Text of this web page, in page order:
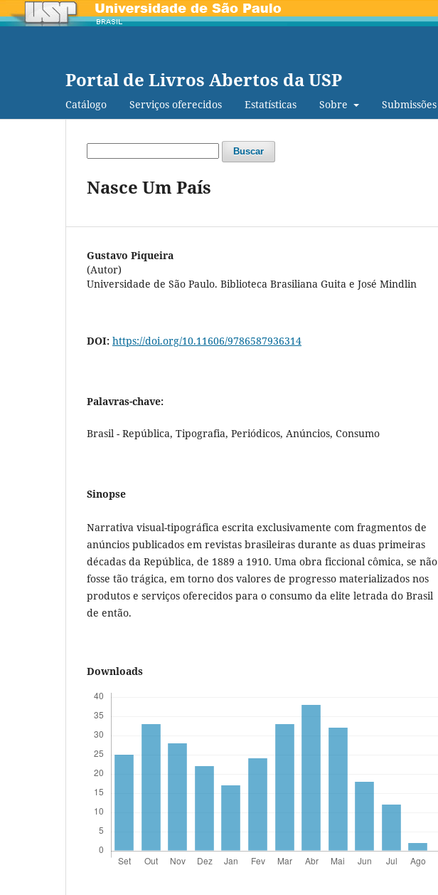
Portal de Livros Abertos da USP
Catálogo Serviços oferecidos Estatísticas Sobre Submissões
Buscar
Nasce Um País
Gustavo Piqueira
(Autor)
Universidade de São Paulo. Biblioteca Brasiliana Guita e José Mindlin
DOI: https://doi.org/10.11606/9786587936314
Palavras-chave:
Brasil - República, Tipografia, Periódicos, Anúncios, Consumo
Sinopse
Narrativa visual-tipográfica escrita exclusivamente com fragmentos de
anúncios publicados em revistas brasileiras durante as duas primeiras
décadas da República, de 1889 a 1910. Uma obra ficcional cômica, se não
fosse tão trágica, em torno dos valores de progresso materializados nos
produtos e serviços oferecidos para o consumo da elite letrada do Brasil
de então.
Downloads